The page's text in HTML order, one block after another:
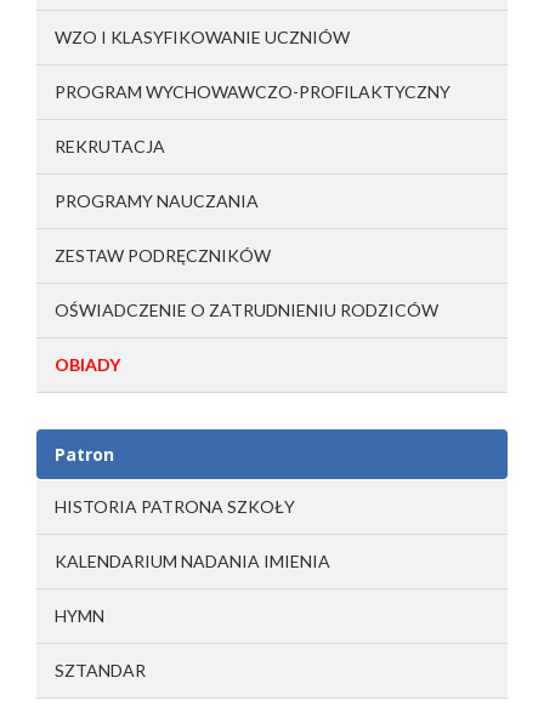
WZO I KLASYFIKOWANIE UCZNIÓW
PROGRAM WYCHOWAWCZO-PROFILAKTYCZNY
REKRUTACJA
PROGRAMY NAUCZANIA
ZESTAW PODRĘCZNIKÓW
OŚWIADCZENIE O ZATRUDNIENIU RODZICÓW
OBIADY
Patron
HISTORIA PATRONA SZKOŁY
KALENDARIUM NADANIA IMIENIA
HYMN
SZTANDAR